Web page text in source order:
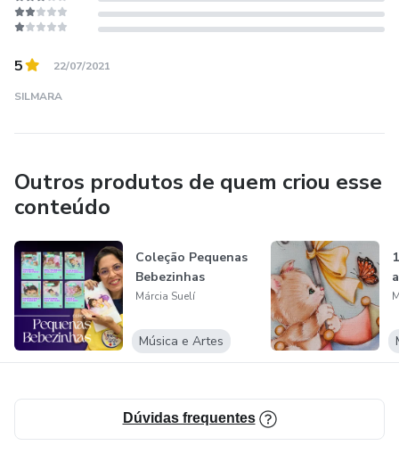
5 22/07/2021
SILMARA
Outros produtos de quem criou esse
conteúdo
Coleção Pequenas
Bebezinhas
Márcia Suelí
Música e Artes
Dúvidas frequentes